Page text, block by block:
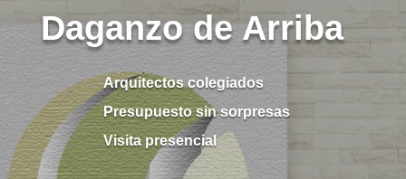
Daganzo de Arriba
Arquitectos colegiados
Presupuesto sin sorpresas
Visita presencial